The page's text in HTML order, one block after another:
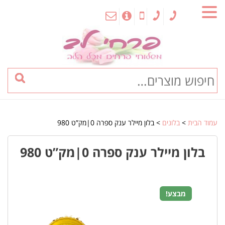
עמוד הבית > בלונים > בלון מיילר ענק ספרה 0|מק”ט 980
בלון מיילר ענק ספרה 0|מק”ט 980
מבצע!